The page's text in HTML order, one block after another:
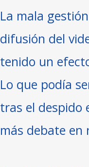
La mala
difusión del
tenido un
⁣Lo que podía
tras el despido
más debate en